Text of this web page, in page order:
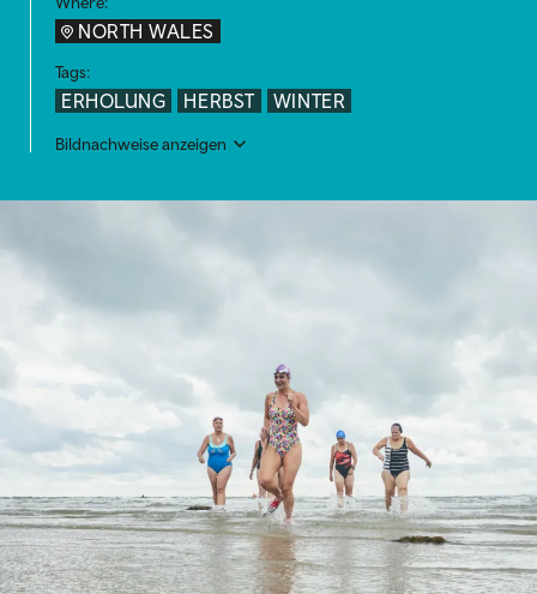
NORTH WALES
Tags:
ERHOLUNG HERBST WINTER
Bildnachweise anzeigen